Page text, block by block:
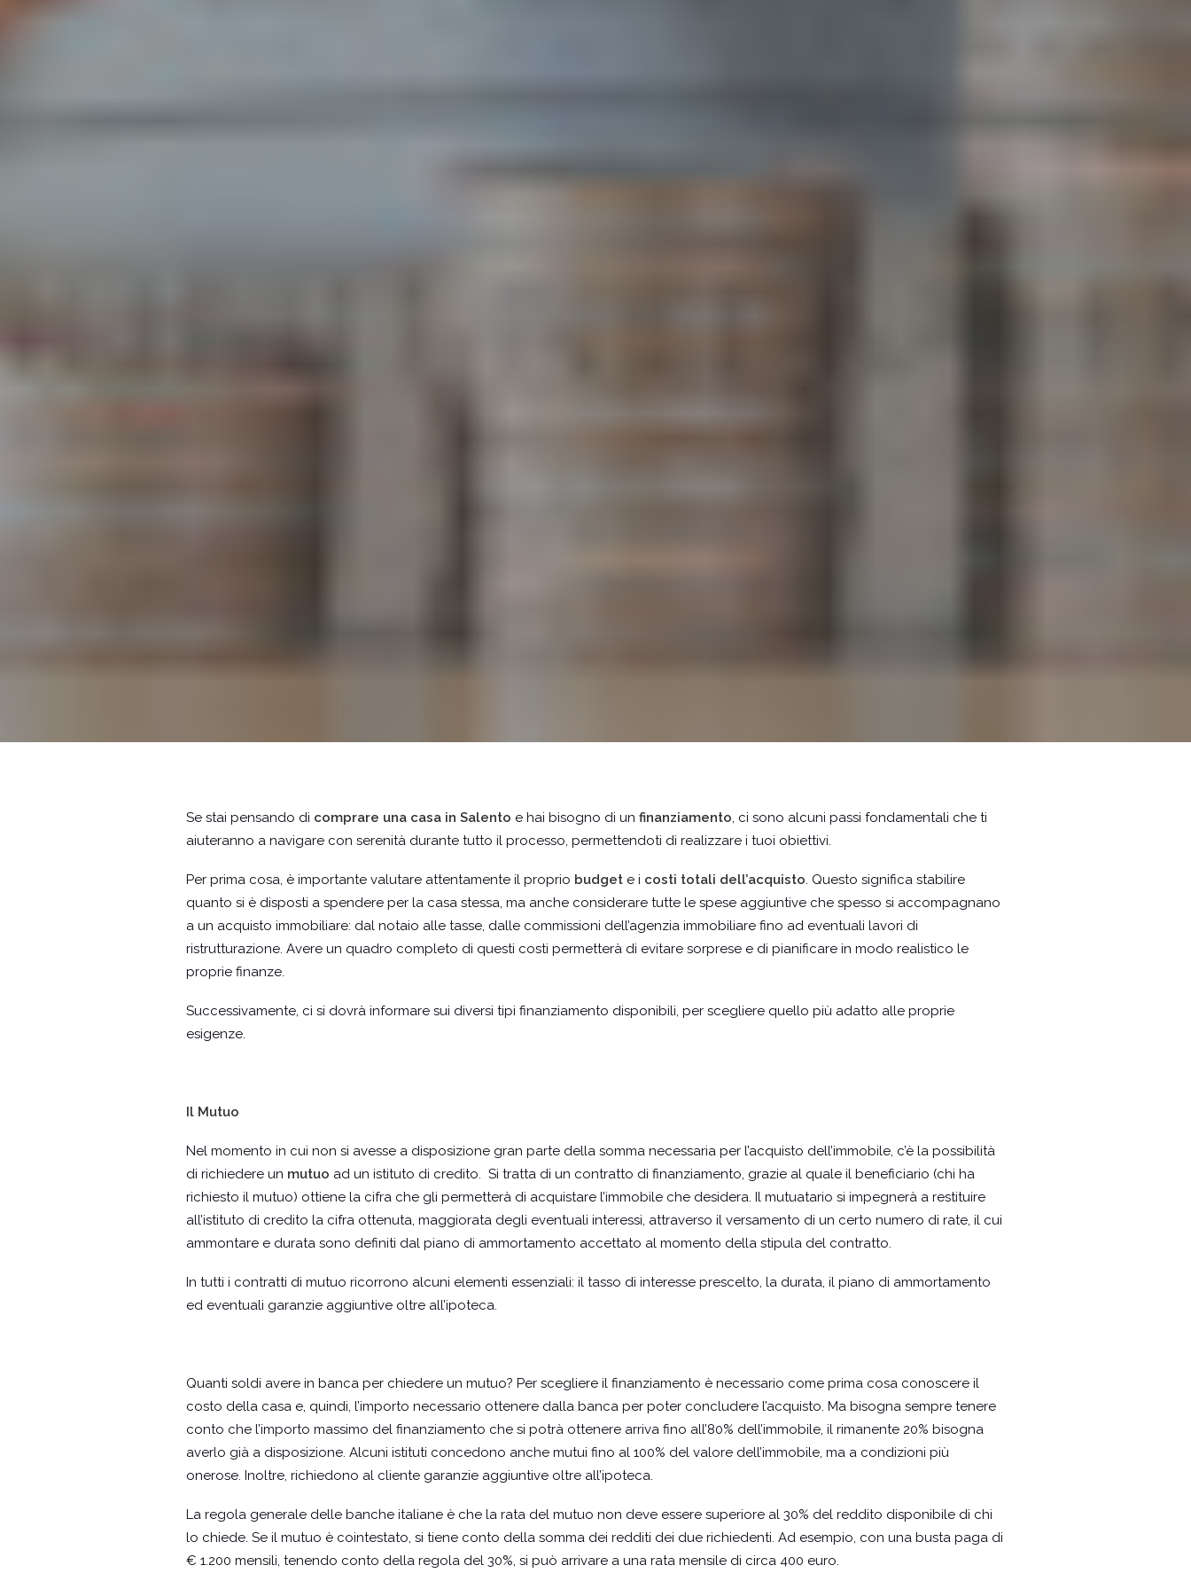
Se stai pensando di comprare una casa in Salento e hai bisogno di un finanziamento, ci sono alcuni passi fondamentali che ti
aiuteranno a navigare con serenità durante tutto il processo, permettendoti di realizzare i tuoi obiettivi.
Per prima cosa, è importante valutare attentamente il proprio budget e i costi totali dell’acquisto. Questo significa stabilire
quanto si è disposti a spendere per la casa stessa, ma anche considerare tutte le spese aggiuntive che spesso si accompagnano
a un acquisto immobiliare: dal notaio alle tasse, dalle commissioni dell’agenzia immobiliare fino ad eventuali lavori di
ristrutturazione. Avere un quadro completo di questi costi permetterà di evitare sorprese e di pianificare in modo realistico le
proprie finanze.
Successivamente, ci si dovrà informare sui diversi tipi finanziamento disponibili, per scegliere quello più adatto alle proprie
esigenze.
Il Mutuo
Nel momento in cui non si avesse a disposizione gran parte della somma necessaria per l’acquisto dell’immobile, c’è la possibilità
di richiedere un mutuo ad un istituto di credito. Si tratta di un contratto di finanziamento, grazie al quale il beneficiario (chi ha
richiesto il mutuo) ottiene la cifra che gli permetterà di acquistare l’immobile che desidera. Il mutuatario si impegnerà a restituire
all’istituto di credito la cifra ottenuta, maggiorata degli eventuali interessi, attraverso il versamento di un certo numero di rate, il cui
ammontare e durata sono definiti dal piano di ammortamento accettato al momento della stipula del contratto.
In tutti i contratti di mutuo ricorrono alcuni elementi essenziali: il tasso di interesse prescelto, la durata, il piano di ammortamento
ed eventuali garanzie aggiuntive oltre all’ipoteca.
Quanti soldi avere in banca per chiedere un mutuo? Per scegliere il finanziamento è necessario come prima cosa conoscere il
costo della casa e, quindi, l’importo necessario ottenere dalla banca per poter concludere l’acquisto. Ma bisogna sempre tenere
conto che l’importo massimo del finanziamento che si potrà ottenere arriva fino all’80% dell’immobile, il rimanente 20% bisogna
averlo già a disposizione. Alcuni istituti concedono anche mutui fino al 100% del valore dell’immobile, ma a condizioni più
onerose. Inoltre, richiedono al cliente garanzie aggiuntive oltre all’ipoteca.
La regola generale delle banche italiane è che la rata del mutuo non deve essere superiore al 30% del reddito disponibile di chi
lo chiede. Se il mutuo è cointestato, si tiene conto della somma dei redditi dei due richiedenti. Ad esempio, con una busta paga di
€ 1.200 mensili, tenendo conto della regola del 30%, si può arrivare a una rata mensile di circa 400 euro.